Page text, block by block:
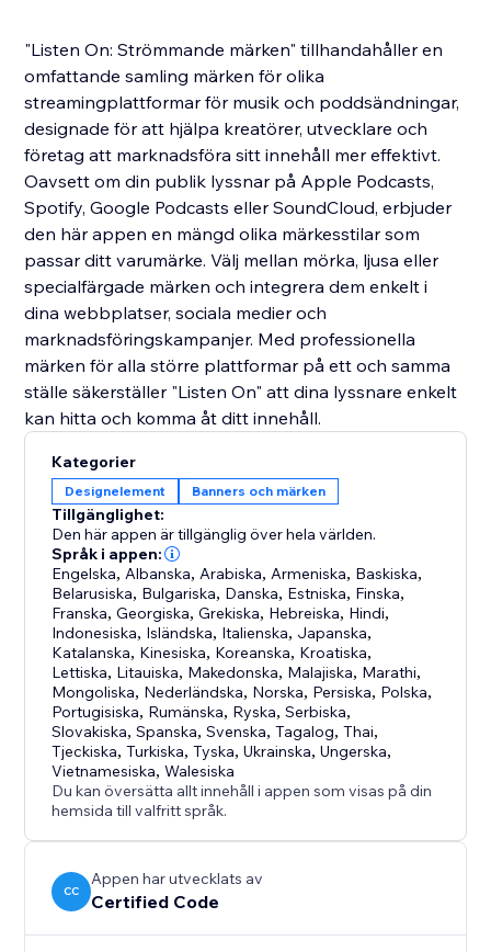
"Listen On: Strömmande märken" tillhandahåller en
omfattande samling märken för olika
streamingplattformar för musik och poddsändningar,
designade för att hjälpa kreatörer, utvecklare och
företag att marknadsföra sitt innehåll mer effektivt.
Oavsett om din publik lyssnar på Apple Podcasts,
Spotify, Google Podcasts eller SoundCloud, erbjuder
den här appen en mängd olika märkesstilar som
passar ditt varumärke. Välj mellan mörka, ljusa eller
specialfärgade märken och integrera dem enkelt i
dina webbplatser, sociala medier och
marknadsföringskampanjer. Med professionella
märken för alla större plattformar på ett och samma
ställe säkerställer "Listen On" att dina lyssnare enkelt
kan hitta och komma åt ditt innehåll.
Kategorier
Designelement Banners och märken
Tillgänglighet:
Den här appen är tillgänglig över hela världen.
Språk i appen:
Engelska, Albanska, Arabiska, Armeniska, Baskiska,
Belarusiska, Bulgariska, Danska, Estniska, Finska,
Franska,Georgiska,Grekiska, Hebreiska, Hindi,
Indonesiska, Isländska, Italienska, Japanska,
Katalanska, Kinesiska, Koreanska, Kroatiska,
Lettiska, Litauiska, Makedonska, Malajiska, Marathi,
Mongoliska, Nederländska, Norska, Persiska, Polska,
Portugisiska, Rumänska, Ryska,Serbiska,
Slovakiska,Spanska,Svenska,Tagalog,Thai,
Tjeckiska,Turkiska,Tyska,Ukrainska,Ungerska,
Vietnamesiska,Walesiska
Du kan översätta allt innehåll i appen som visas på din
hemsida till valfritt språk.
CC
Appen har utvecklats av
Certified Code